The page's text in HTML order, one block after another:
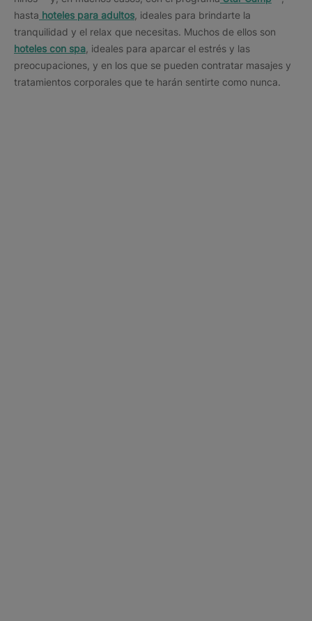
hasta hoteles para adultos , ideales para brindarte la
tranquilidad y el relax que necesitas. Muchos de ellos son
hoteles con spa , ideales para aparcar el estrés y las
preocupaciones, y en los que se pueden contratar masajes y
tratamientos corporales que te harán sentirte como nunca.